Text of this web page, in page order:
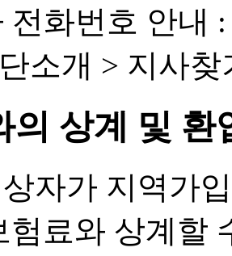
전화번호 안내
소개 > 지사찾
의 상계 및 환
자가 지역가
험료와 상계할